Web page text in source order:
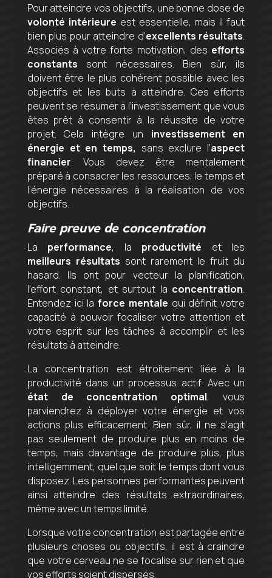
Pour atteindre vos objectifs, une bonne dose de
volonté intérieure est essentielle, mais il faut
bien plus pour atteindre d’excellents résultats.
Associés à votre forte motivation, des efforts
constants sont nécessaires. Bien sûr, ils
doivent être le plus cohérent possible avec les
objectifs et les buts à atteindre. Ces efforts
peuvent se résumer à l’investissement que vous
êtes prêt à consentir à la réussite de votre
projet. Cela intègre un investissement en
énergie et en temps, sans exclure l’aspect
financier. Vous devez être mentalement
préparé à consacrer les ressources, le temps et
l’énergie nécessaires à la réalisation de vos
objectifs.
Faire preuve de concentration
La performance, la productivité et les
meilleurs résultats sont rarement le fruit du
hasard. Ils ont pour vecteur la planification,
l’effort constant, et surtout la concentration.
Entendez ici laforce mentale qui définit votre
capacité à pouvoir focaliser votre attention et
votre esprit sur les tâches à accomplir et les
résultats à atteindre.
La concentration est étroitement liée à la
productivité dans un processus actif. Avec un
état de concentration optimal, vous
parviendrez à déployer votre énergie et vos
actions plus efficacement. Bien sûr, il ne s’agit
pas seulement de produire plus en moins de
temps, mais davantage de produire plus, plus
intelligemment, quel que soit le temps dont vous
disposez. Les personnes performantes peuvent
ainsi atteindre des résultats extraordinaires,
même avec un temps limité.
Lorsque votre concentration est partagée entre
plusieurs choses ou objectifs, il est à craindre
que votre cerveau ne se focalise sur rien et que
vos efforts soient dispersés.